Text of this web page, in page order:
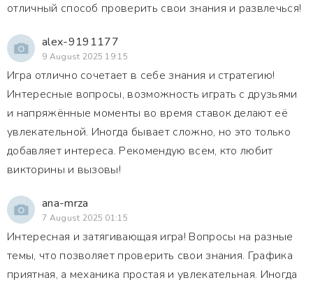
отличный способ проверить свои знания и развлечься!
alex-9191177
9 August 2025 19:15
Игра отлично сочетает в себе знания и стратегию!
Интересные вопросы, возможность играть с друзьями
и напряжённые моменты во время ставок делают её
увлекательной. Иногда бывает сложно, но это только
добавляет интереса. Рекомендую всем, кто любит
викторины и вызовы!
ana-mrza
7 August 2025 01:15
Интересная и затягивающая игра! Вопросы на разные
темы, что позволяет проверить свои знания. Графика
приятная, а механика простая и увлекательная. Иногда